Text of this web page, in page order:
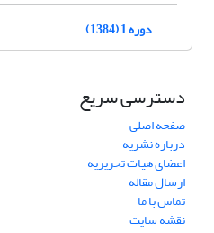
دوره 1 (1384)
دسترسی سریع
صفحه اصلی
درباره نشریه
اعضای هیات تحریریه
ارسال مقاله
تماس با ما
نقشه سایت